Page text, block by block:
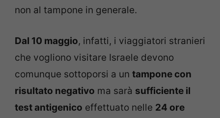
non al tampone in generale.
Dal 10 maggio, infatti, i viaggiatori stranieri
che vogliono visitare Israele devono
comunque sottoporsi a un tampone con
risultato negativo ma sarà sufficiente il
test antigenico effettuato nelle 24 ore